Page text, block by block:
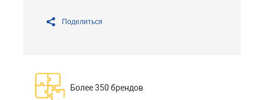
Поделиться
Более 350 брендов